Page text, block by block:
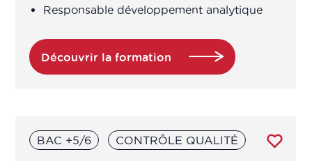
Chargé d'étude / Chef de projet
Responsable développement analytique
Découvrir la formation
BAC +5/6 CONTRÔLE QUALITÉ